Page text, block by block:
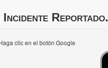
Reportado.
clic en el botón Google